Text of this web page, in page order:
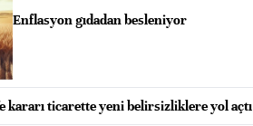
Enflasyon gıdadan besleniyor
kararı ticarette yeni belirsizliklere yol açtı